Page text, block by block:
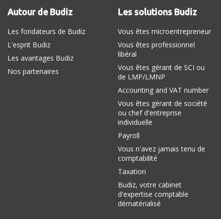
Autour de Budiz
Les fondateurs de Budiz
L'esprit Budiz
Les avantages Budiz
Nos partenaires
Les solutions Budiz
Vous êtes microentrepreneur
Vous êtes professionnel
libéral
Vous êtes gérant de SCI ou
de LMP/LMNP
Accounting and VAT number
Vous êtes gérant de société
ou chef d'entreprise
individuelle
Payroll
Vous n'avez jamais tenu de
comptabilité
Taxation
Budiz, votre cabinet
d'expertise comptable
dématérialisé